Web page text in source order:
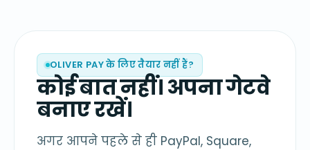
OLIVER PAY के लिए तैयार नहीं हैं?
कोई बात नहीं। अपना गेटवे
बनाए रखें।
अगर आपने पहले से ही PayPal, Square,